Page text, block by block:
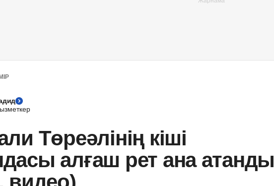
Төреәлінің кіші
алғаш рет ана атанды